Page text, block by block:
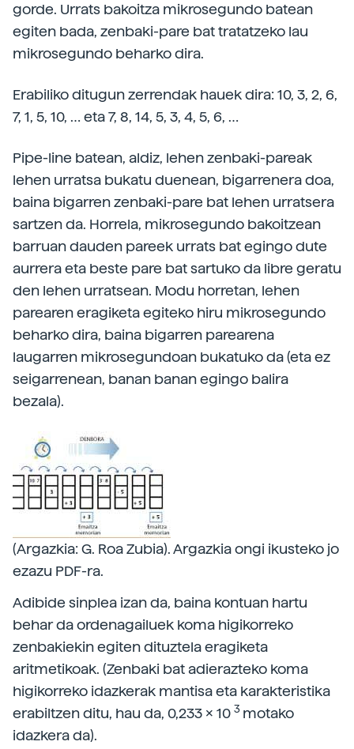
gorde. Urrats bakoitza mikrosegundo batean
egiten bada, zenbaki-pare bat tratatzeko lau
mikrosegundo beharko dira.
Erabiliko ditugun zerrendak hauek dira: 10, 3, 2, 6,
7, 1, 5, 10, … eta 7, 8, 14, 5, 3, 4, 5, 6, …
Pipe-line batean, aldiz, lehen zenbaki-pareak
lehen urratsa bukatu duenean, bigarrenera doa,
baina bigarren zenbaki-pare bat lehen urratsera
sartzen da. Horrela, mikrosegundo bakoitzean
barruan dauden pareek urrats bat egingo dute
aurrera eta beste pare bat sartuko da libre geratu
den lehen urratsean. Modu horretan, lehen
parearen eragiketa egiteko hiru mikrosegundo
beharko dira, baina bigarren parearena
laugarren mikrosegundoan bukatuko da (eta ez
seigarrenean, banan banan egingo balira
bezala).
(Argazkia: G. Roa Zubia). Argazkia ongi ikusteko jo
ezazu PDF-ra.
Adibide sinplea izan da, baina kontuan hartu
behar da ordenagailuek koma higikorreko
zenbakiekin egiten dituztela eragiketa
aritmetikoak. (Zenbaki bat adierazteko koma
higikorreko idazkerak mantisa eta karakteristika
erabiltzen ditu, hau da, 0,233 x 10 3 motako
idazkera da).